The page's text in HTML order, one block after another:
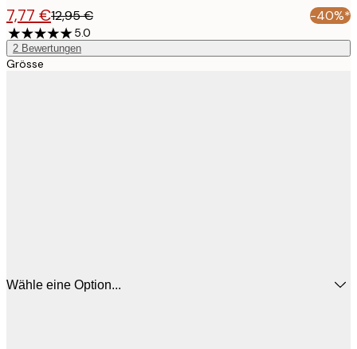
7,77 €12,95 € -40%*
5.0
2 Bewertungen
Grösse
Wähle eine Option...